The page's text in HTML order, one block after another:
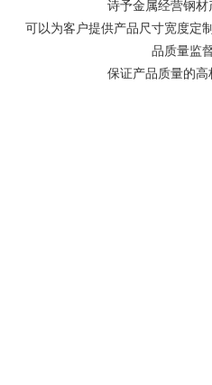
诗予金属经营钢材
可以为客户提供产品尺寸宽度定
品质量监
保证产品质量的高